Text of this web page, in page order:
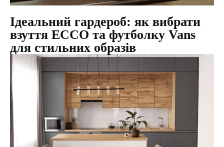
Ідеальний гардероб: як вибрати
взуття ECCO та футболку Vans
для стильних образів